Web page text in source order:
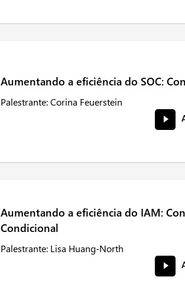
Aumentando a eficiência do SOC:
Palestrante: Corina Feuerstein
Aumentando a eficiência do IAM:
Condicional
Palestrante: Lisa Huang-North